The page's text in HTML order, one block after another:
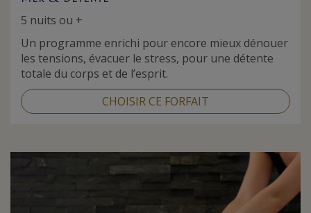
5 nuits ou +
Un programme enrichi pour encore mieux dénouer
les tensions, évacuer le stress, pour une détente
totale du corps et de l’esprit.
CHOISIR CE FORFAIT